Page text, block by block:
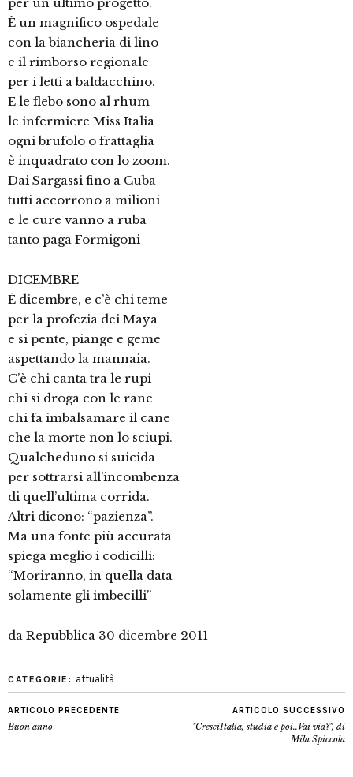
per un ultimo progetto.
È un magnifico ospedale
con la biancheria di lino
e il rimborso regionale
per i letti a baldacchino.
E le flebo sono al rhum
le infermiere Miss Italia
ogni brufolo o frattaglia
è inquadrato con lo zoom.
Dai Sargassi fino a Cuba
tutti accorrono a milioni
e le cure vanno a ruba
tanto paga Formigoni
DICEMBRE
È dicembre, e c’è chi teme
per la profezia dei Maya
e si pente, piange e geme
aspettando la mannaia.
C’è chi canta tra le rupi
chi si droga con le rane
chi fa imbalsamare il cane
che la morte non lo sciupi.
Qualcheduno si suicida
per sottrarsi all’incombenza
di quell’ultima corrida.
Altri dicono: “pazienza”.
Ma una fonte più accurata
spiega meglio i codicilli:
“Moriranno, in quella data
solamente gli imbecilli”
da Repubblica 30 dicembre 2011
CATEGORIE: attualità
ARTICOLO PRECEDENTE
Buon anno
ARTICOLO SUCCESSIVO
"CresciItalia, studia e poi..Vai via?", di
Mila Spiccola